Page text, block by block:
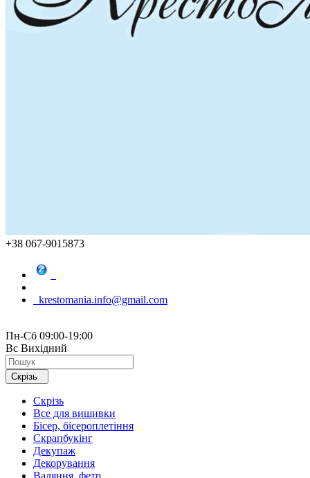
+38 067-9015873
krestomania.info@gmail.com
Пн-Сб 09:00-19:00
Вс Вихідний
Скрізь
Скрізь
Все для вишивки
Бісер, бісероплетіння
Скрапбукінг
Декупаж
Декорування
Валяння, фетр